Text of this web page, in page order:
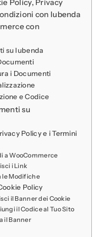
Policy, Privacy
con Iubenda
con
su Iubenda
i Documenti
e Codice
su
Policy e i Termini
a WooCommerce
i Link
le Modifiche
Policy
il Banner dei Cookie
il Codice al Tuo Sito
il Banner